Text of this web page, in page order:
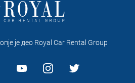
je део Royal Car Rental Group